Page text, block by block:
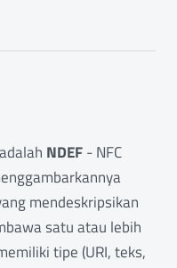
NDEF- NFC
mendeskripsikan
satu atau lebih
tipe (URI, teks,